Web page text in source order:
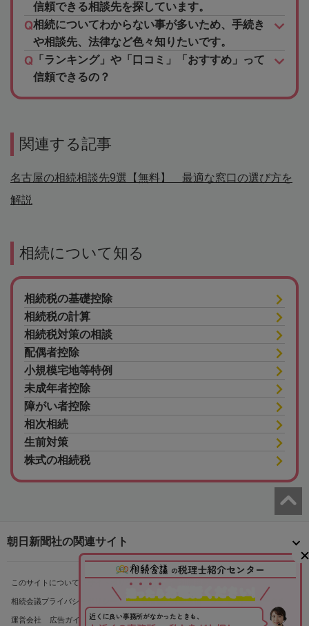
信頼できる相談先を探しています。
相続についてわからない事が多いため、手続き
や相談先、法律など色々知りたいです。
「ランキング」や「口コミ」「おすすめ」って
信頼できるの？
関連する記事
名古屋の相続相談先9選【無料】 最適な窓口の選び方を
解説
相続について知る
相続税の基礎控除
相続税の計算
相続税対策の相談
配偶者控除
小規模宅地等特例
未成年者控除
障がい者控除
相次相続
生前対策
株式の相続税
の税理士紹介センター
ったら
近くに良い事務所がなかったときも、
朝日新聞社の関連サイト
このサイトについて サイトポリシー 相続会議利用規約
相続会議プライバシーポリシー 利用者情報の外部送信 プライバシーポータル
運営会社 広告ガイド お問い合わせ